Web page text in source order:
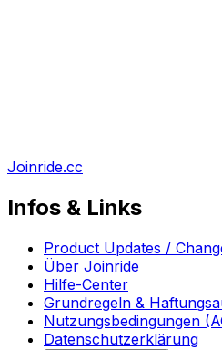
Joinride.cc
Infos & Links
Product Updates /
Über Joinride
Hilfe-Center
Grundregeln &
Nutzungsbedingungen
Datenschutzerklärung